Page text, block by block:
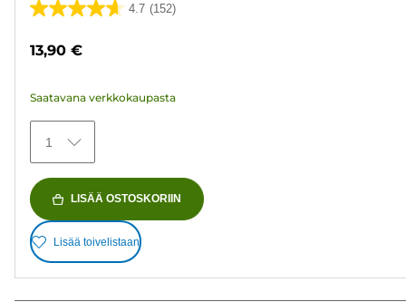
4.7 (152)
4.7/5
152
13,90 €
Saatavana verkkokaupasta
1
LISÄÄ OSTOSKORIIN
Lisää toivelistaan